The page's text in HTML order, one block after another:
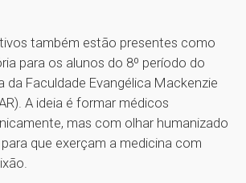
também estão presentes como
para os alunos do 8º período do
da Faculdade Evangélica Mackenzie
A ideia é formar médicos
mas com olhar humanizado
que exerçam a medicina com